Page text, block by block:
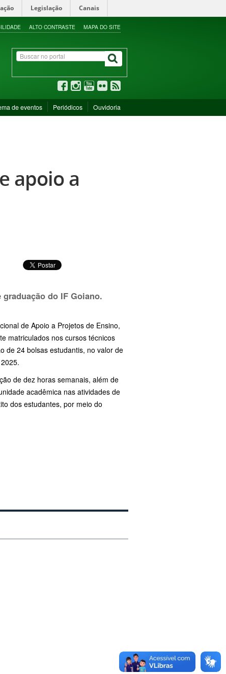
Legislação Canais
ALTO CONTRASTE MAPA DO SITE
de eventos Periódicos Ouvidoria
apoio a
do IF Goiano.
de Apoio a Projetos de Ensino,
matriculados nos cursos técnicos
de 24 bolsas estudantis, no valor de
de dez horas semanais, além de
acadêmica nas atividades de
dos estudantes, por meio do